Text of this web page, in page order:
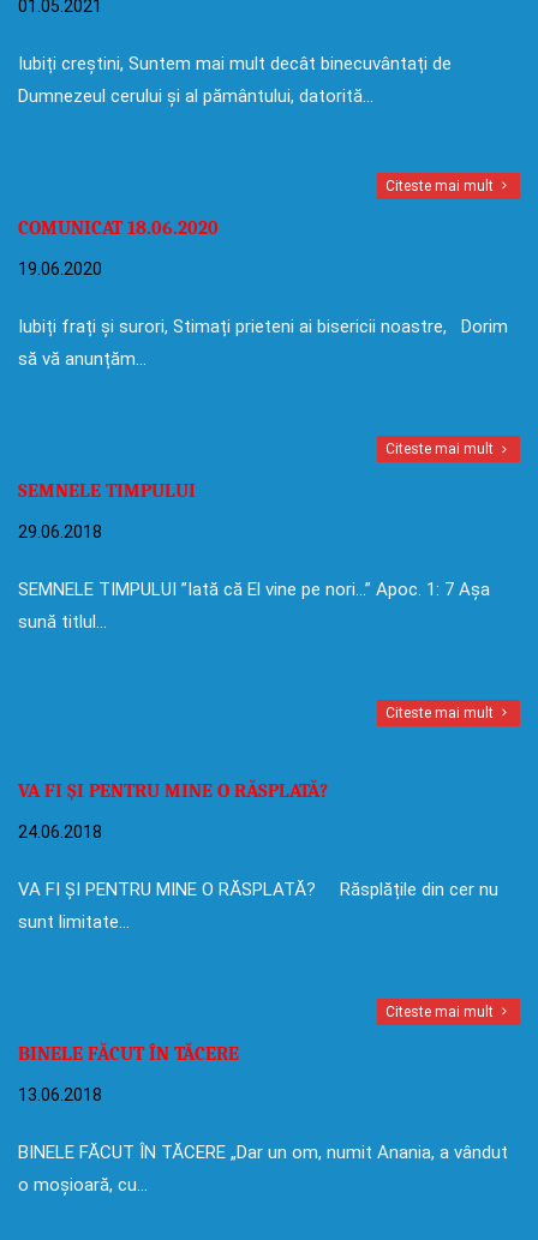
01.05.2021
Iubiți creștini, Suntem mai mult decât binecuvântați de
Dumnezeul cerului și al pământului, datorită…
Citeste mai mult
COMUNICAT 18.06.2020
19.06.2020
Iubiți frați și surori, Stimați prieteni ai bisericii noastre, Dorim
să vă anunțăm…
Citeste mai mult
SEMNELE TIMPULUI
29.06.2018
SEMNELE TIMPULUI ”Iată că El vine pe nori…” Apoc. 1: 7 Așa
sună titlul…
Citeste mai mult
VA FI ȘI PENTRU MINE O RĂSPLATĂ?
24.06.2018
VA FI ȘI PENTRU MINE O RĂSPLATĂ? Răsplățile din cer nu
sunt limitate…
Citeste mai mult
BINELE FĂCUT ÎN TĂCERE
13.06.2018
BINELE FĂCUT ÎN TĂCERE „Dar un om, numit Anania, a vândut
o moșioară, cu…